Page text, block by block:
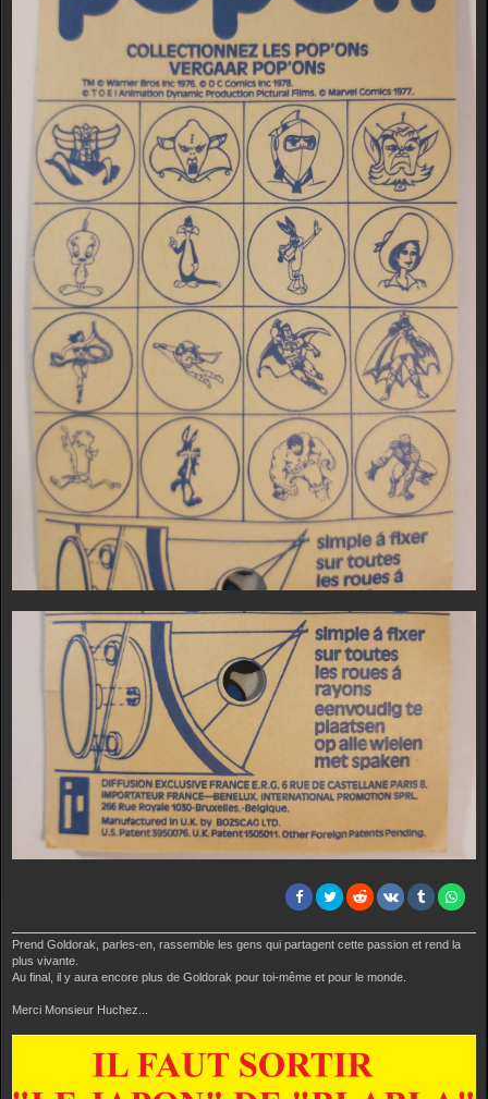
Prend Goldorak, parles-en, rassemble les gens qui partagent cette passion et rend la
plus vivante.
Au final, il y aura encore plus de Goldorak pour toi-même et pour le monde.
Merci Monsieur Huchez...